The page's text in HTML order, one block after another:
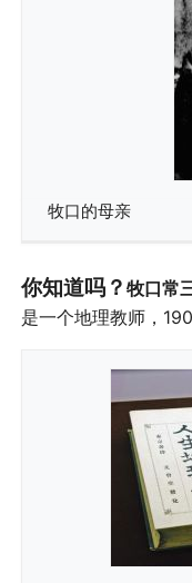
牧口的母亲
你知道吗？牧口常
是一个地理教师，